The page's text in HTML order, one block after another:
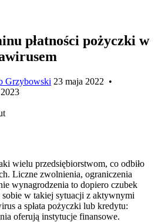
płatności pożyczki w
Grzybowski 23 maja 2022 •
wielu przedsiębiorstwom, co odbiło
Liczne zwolnienia, ograniczenia
wynagrodzenia to dopiero czubek
w takiej sytuacji z aktywnymi
a spłata pożyczki lub kredytu:
oferują instytucje finansowe.